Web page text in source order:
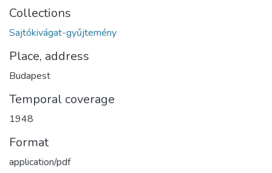
Collections
Sajtókivágat-gyűjtemény
Place, address
Budapest
Temporal coverage
1948
Format
application/pdf